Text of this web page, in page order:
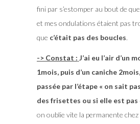
fini par s’estomper au bout de
et mes ondulations étaient pas
que c’était pas des boucles.
-> Constat : J’ai eu l’air d’un
1mois, puis d’un caniche
passée par l’étape « on sait
des frisettes ou si elle est pas
on oublie vite la permanente chez